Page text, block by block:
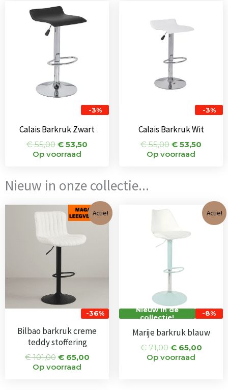
-3%
Calais Barkruk Zwart
€55,00
Oorspronkelijke
prijs
was:
€ 55,00.
€ 53,50
Op voorraad
-3%
Calais Barkruk Wit
€55,00
was:
€ 55,00.
€ 53,50
Op voorraad
Nieuw in onze collectie...
Actie!
-36%
Bilbao barkruk creme
teddy stoffering
€101,00
Oorspronkelijke
prijs
was:
€ 101,00.
€65,00
Huidige
prijs
is:
Op voorraad
Actie!
-8%
Nieuw in de
collectie!
Marije barkruk blauw
€71,00
€ 71,00.
€65,00
prijs
Op voorraad